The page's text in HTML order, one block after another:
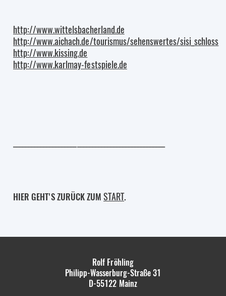
http://www.wittelsbacherland.de
http://www.aichach.de/tourismus/sehenswertes/sisi_schloss
http://www.kissing.de
http://www.karlmay-festspiele.de
HIER GEHT'S ZURÜCK ZUM START.
Rolf Fröhling
Philipp-Wasserburg-Straße 31
D-55122 Mainz